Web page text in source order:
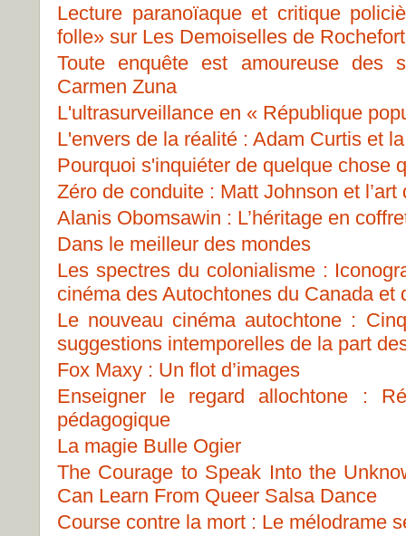
Lecture paranoïaque et critique
folle» sur Les Demoiselles de
Toute enquête est amoureuse
Carmen Zuna
L'ultrasurveillance en « République
L'envers de la réalité : Adam Curtis et
Pourquoi s'inquiéter de quelque chose
Zéro de conduite : Matt Johnson et l’art
Alanis Obomsawin : L’héritage en
Dans le meilleur des mondes
Les spectres du colonialisme :
cinéma des Autochtones du Canada et
Le nouveau cinéma autochtone :
suggestions intemporelles de la part
Fox Maxy : Un flot d’images
Enseigner le regard allochtone :
pédagogique
La magie Bulle Ogier
The Courage to Speak Into the
Can Learn From Queer Salsa Dance
Course contre la mort : Le mélodrame